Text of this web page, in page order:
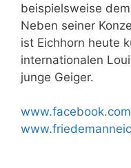
beispielsweise
Neben seiner
ist Eichhorn heute
internationalen
junge Geiger.